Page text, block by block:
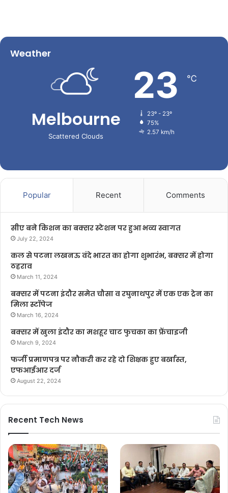
Weather
Melbourne
Scattered Clouds
23 ℃
23º - 23º
75%
2.57 km/h
Popular Recent Comments
सीए बने किशन का बक्सर स्टेशन पर हुआ भव्य स्वागत
July 22, 2024
कल से पटना लखनऊ वंदे भारत का होगा शुभारंभ, बक्सर में होगा
ठहराव
March 11, 2024
बक्सर में पटना इंदौर समेत चौसा व रघुनाथपुर में एक एक ट्रेन का
मिला स्टॉपेज
March 16, 2024
बक्सर में खुला इंदौर का मशहूर चाट फुचका का फ्रेंचाइजी
March 9, 2024
फर्जी प्रमाणपत्र पर नौकरी कर रहे दो शिक्षक हुए बर्खास्त,
एफआईआर दर्ज
August 22, 2024
Recent Tech News